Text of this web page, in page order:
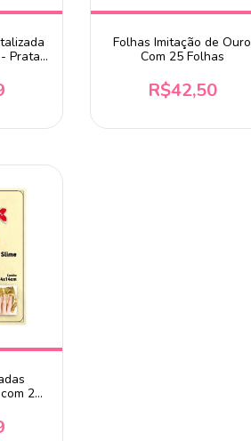
Prata
Folhas Imitação de Ouro
Com 25 Folhas
R$42,50
25